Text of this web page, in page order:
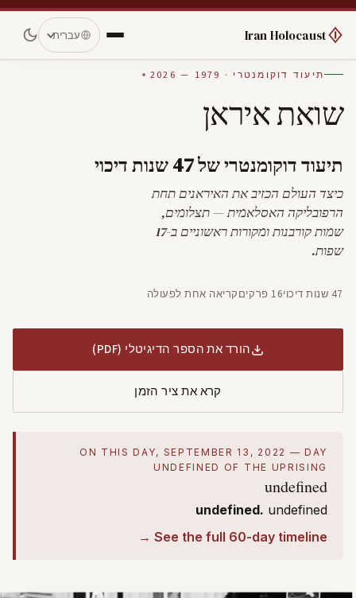
Iran Holocaust עברית
תיעוד דוקומנטרי · 1979 — 2026
שואת איראן
תיעוד דוקומנטרי של 47 שנות דיכוי
כיצד העולם הכזיב את האיראנים תחת
הרפובליקה האסלאמית — תצלומים,
שמות קורבנות ומקורות ראשוניים ב-17
שפות.
47 שנות דיכוי 16 פרקים קריאה אחת לפעולה
הורד את הספר הדיגיטלי (PDF)
קרא את ציר הזמן
ON THIS DAY, SEPTEMBER 13, 2022 — DAY
UNDEFINED OF THE UPRISING
undefined
undefined. undefined
See the full 60-day timeline →